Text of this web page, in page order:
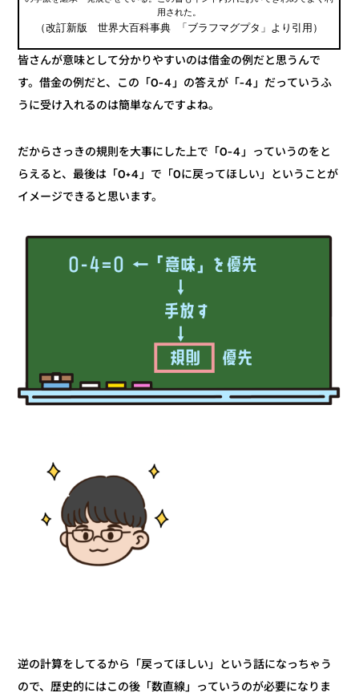
用された。
（改訂新版 世界大百科事典 「ブラフマグプタ」より引用）
皆さんが意味として分かりやすいのは借金の例だと思うんで
す。借金の例だと、この「0-4」の答えが「-4」だっていうふ
うに受け入れるのは簡単なんですよね。
だからさっきの規則を大事にした上で「0-4」っていうのをと
らえると、最後は「0+4」で「0に戻ってほしい」ということが
イメージできると思います。
逆の計算をしてるから「戻ってほしい」という話になっちゃう
ので、歴史的にはこの後「数直線」っていうのが必要になりま